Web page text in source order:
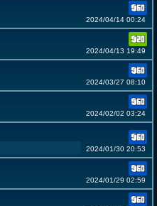
2024/04/14 00:24
2024/04/13 19:49
2024/03/27 08:10
2024/02/02 03:24
2024/01/30 20:53
2024/01/29 02:59